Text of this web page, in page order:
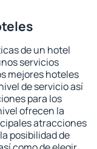
de un hotel
servicios
mejores hoteles
de servicio así
para los
ofrecen la
atracciones
posibilidad de